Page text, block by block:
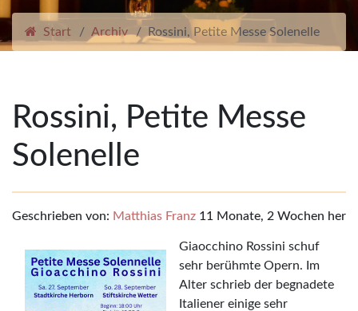
Start Archiv Rossini, Petite Messe Solenelle
Rossini, Petite Messe
Solenelle
Geschrieben von: Matthias Franz 11 Monate, 2 Wochen her
Giaocchino Rossini schuf
sehr berühmte Opern. Im
Alter schrieb der begnadete
Italiener einige sehr